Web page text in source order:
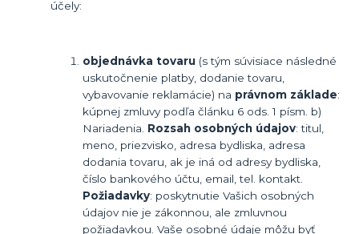
účely:
objednávka tovaru(s tým súvisiace následné
uskutočnenie platby, dodanie tovaru,
vybavovanie reklamácie) na právnom základe:
kúpnej zmluvy podľa článku 6 ods. 1 písm. b)
Nariadenia. Rozsah osobných údajov: titul,
meno, priezvisko, adresa bydliska, adresa
dodania tovaru, ak je iná od adresy bydliska,
číslo bankového účtu, email, tel. kontakt.
Požiadavky: poskytnutie Vašich osobných
údajov nie je zákonnou, ale zmluvnou
požiadavkou. Vaše osobné údaje môžu byť